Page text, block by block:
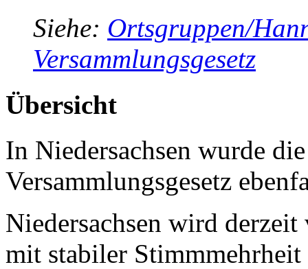
Siehe: Ortsgruppen/
Versammlungsgesetz
Übersicht
In Niedersachsen wurde
Versammlungsgesetz
Niedersachsen wird
mit stabiler Stimmmehrheit